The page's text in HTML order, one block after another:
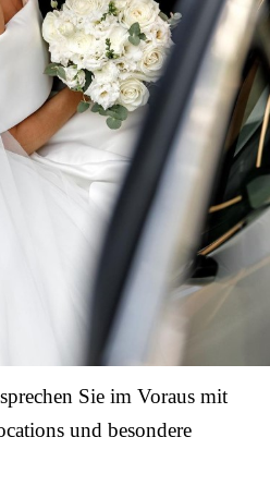
Sie im Voraus mit
und besondere